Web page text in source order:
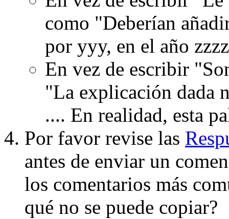
como "Deberían
por yyy, en el año
En vez de escribir
"La explicación dada
.... En realidad, esta
Por favor revise las
antes de enviar un
los comentarios más
qué no se puede copiar?